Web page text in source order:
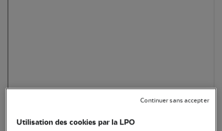
Utilisation des cookies par la LPO
Continuer sans accepter